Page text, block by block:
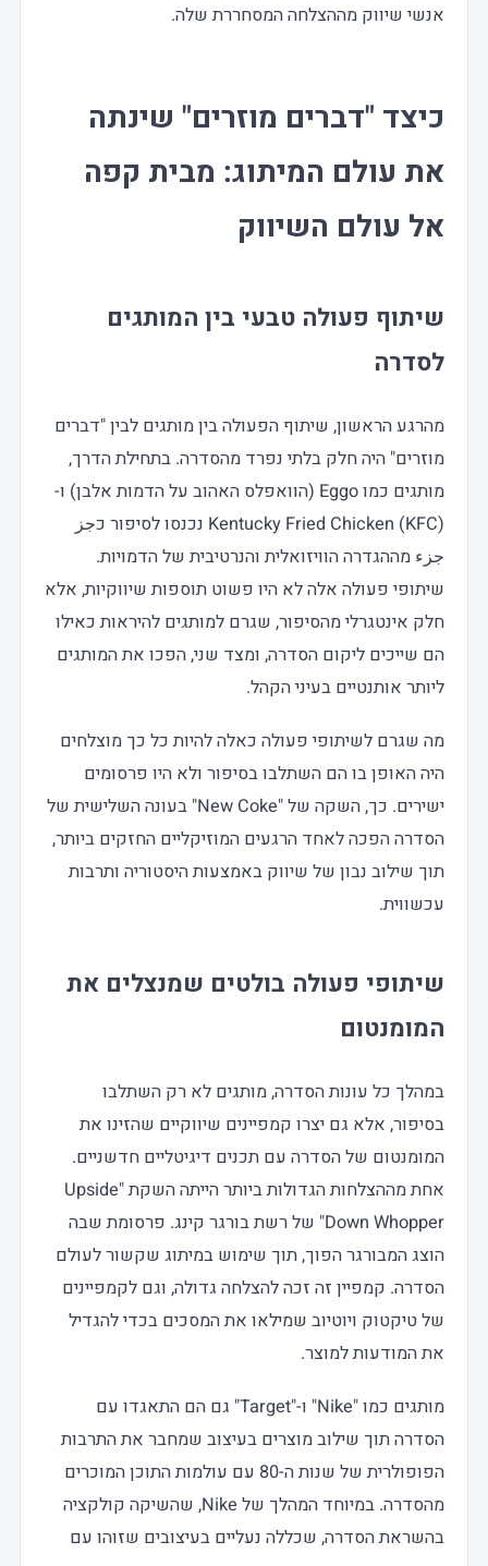
אנשי שיווק מההצלחה המסחררת שלה.
כיצד "דברים מוזרים" שינתה
את עולם המיתוג: מבית קפה
אל עולם השיווק
שיתוף פעולה טבעי בין המותגים
לסדרה
מהרגע הראשון, שיתוף הפעולה בין מותגים לבין "דברים
מוזרים" היה חלק בלתי נפרד מהסדרה. בתחילת הדרך,
מותגים כמו Eggo (הוואפלס האהוב על הדמות אלבן) ו-
Kentucky Fried Chicken (KFC) נכנסו לסיפור כجز
جزء מההגדרה הוויזואלית והנרטיבית של הדמויות.
שיתופי פעולה אלה לא היו פשוט תוספות שיווקיות, אלא
חלק אינטגרלי מהסיפור, שגרם למותגים להיראות כאילו
הם שייכים ליקום הסדרה, ומצד שני, הפכו את המותגים
ליותר אותנטיים בעיני הקהל.
מה שגרם לשיתופי פעולה כאלה להיות כל כך מוצלחים
היה האופן בו הם השתלבו בסיפור ולא היו פרסומים
ישירים. כך, השקה של "New Coke" בעונה השלישית של
הסדרה הפכה לאחד הרגעים המוזיקליים החזקים ביותר,
תוך שילוב נבון של שיווק באמצעות היסטוריה ותרבות
עכשווית.
שיתופי פעולה בולטים שמנצלים את
המומנטום
במהלך כל עונות הסדרה, מותגים לא רק השתלבו
בסיפור, אלא גם יצרו קמפיינים שיווקיים שהזינו את
המומנטום של הסדרה עם תכנים דיגיטליים חדשניים.
אחת מההצלחות הגדולות ביותר הייתה השקת "Upside
Down Whopper" של רשת בורגר קינג. פרסומת שבה
הוצג המבורגר הפוך, תוך שימוש במיתוג שקשור לעולם
הסדרה. קמפיין זה זכה להצלחה גדולה, וגם לקמפיינים
של טיקטוק ויוטיוב שמילאו את המסכים בכדי להגדיל
את המודעות למוצר.
מותגים כמו "Nike" ו-"Target" גם הם התאגדו עם
הסדרה תוך שילוב מוצרים בעיצוב שמחבר את התרבות
הפופולרית של שנות ה-80 עם עולמות התוכן המוכרים
מהסדרה. במיוחד המהלך של Nike, שהשיקה קולקציה
בהשראת הסדרה, שכללה נעליים בעיצובים שזוהו עם